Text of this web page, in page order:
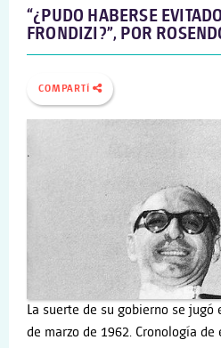
“¿PUDO HABERSE
FRONDIZI?”, POR
COMPARTÍ
La suerte de su gobierno se jugó
de marzo de 1962. Cronología de